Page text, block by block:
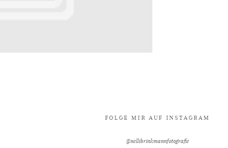
FOLGE MIR AUF INSTAGRAM
@nellibrinkmannfotografie